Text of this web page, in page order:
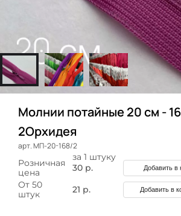
Молнии потайные 20 см -
2Орхидея
арт. МП-20-168/2
за 1 штуку
Розничная
цена
30 р. Добавить в
От 50
штук
21 р. Добавить в